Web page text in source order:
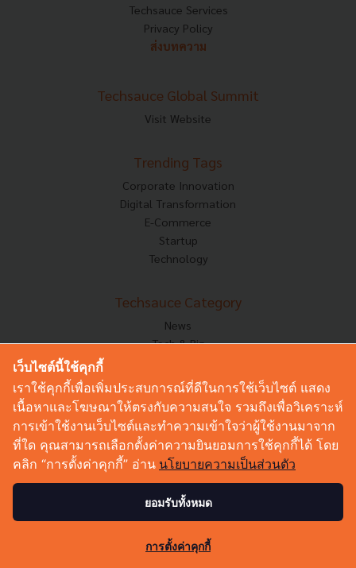
Techsauce Services
Privacy Policy
ส่งบทความ
Techsauce Global Summit
Visit Website
Trending Tags
Corporate Innovation
Digital Transformation
E-Commerce
Startup
Technology
Techsauce Category
News
Tech & Biz
HealthTech
Exec Insight
Corp Innov
Saucy Thoughts
Based On
Sustainable
Podcast
Startup Guide
เว็บไซต์นี้ใช้คุกกี้
เราใช้คุกกี้เพื่อเพิ่มประสบการณ์ที่ดีในการใช้เว็บไซต์ แสดง
เนื้อหาและโฆษณาให้ตรงกับความสนใจ รวมถึงเพื่อวิเคราะห์
การเข้าใช้งานเว็บไซต์และทำความเข้าใจว่าผู้ใช้งานมาจาก
ที่ใด คุณสามารถเลือกตั้งค่าความยินยอมการใช้คุกกี้ได้ โดย
คลิก “การตั้งค่าคุกกี้” อ่าน นโยบายความเป็นส่วนตัว
ยอมรับทั้งหมด
การตั้งค่าคุกกี้